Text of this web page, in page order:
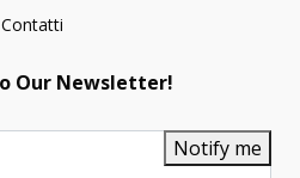
Contatti
Our Newsletter!
Notify me